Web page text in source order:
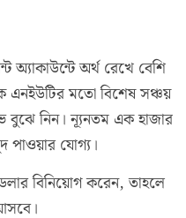
অ্যাকাউন্টে অর্থ রেখে বেশি
এনইউটির মতো বিশেষ সঞ্চয়
বুঝে নিন। ন্যূনতম এক হাজার
পাওয়ার যোগ্য।
বিনিয়োগ করেন, তাহলে